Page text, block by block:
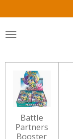
direct
naar
de
Battle
Partners
Booster